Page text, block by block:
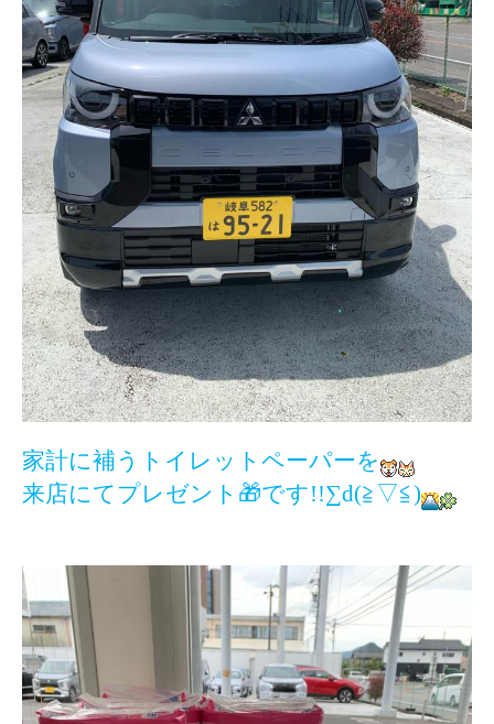
家計に補うトイレットペーパーを
来店にてプレゼント 🎁です!!∑d(≧▽≦)